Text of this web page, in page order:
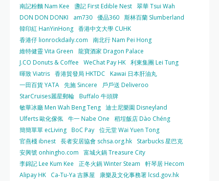
南記粉麵 Nam Kee 盞記 First Edible Nest 翠華 Tsui Wah
DON DON DONKI
am730 優品360 斯林百蘭 Slumberland
韓印紅 HanYinHong 香港中文大學 CUHK
香港仔 lionrockdaily.com
南北行 Nam Pei Hong
維特健靈 Vita Green
龍寶酒家 Dragon Palace
J.CO Donuts & Coffee
WeChat Pay HK 利東集團 Lei Tung
暉致 Viatris 香港貿發局 HKTDC
Kawai 日本肝油丸
一田百貨 YATA 先施 Sincere
戶戶送 Deliveroo
StarCruises麗星郵輪 Buffalo 牛頭牌
敏華冰廳 Men Wah Beng Teng 迪士尼樂園 Disneyland
Ulferts 歐化傢俬 牛一 Nabe One
稻埕飯店 Dào Chéng
簡簡單單 ecLiving BoC Pay 位元堂 Wai Yuen Tong
官燕棧 ibnest 長者安居協會 schsa.org.hk
Starbucks 星巴克
安興號 onhingho.com
富城火鍋 Treasure City
李錦記 Lee Kum Kee
正冬火鍋 Winter Steam
軒琴居 Hecom
Alipay HK
Ca-Tu-Ya 吉豚屋
康樂及文化事務署 lcsd.gov.hk